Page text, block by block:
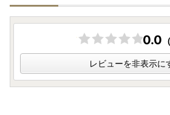
0.0
レビューを非表示に